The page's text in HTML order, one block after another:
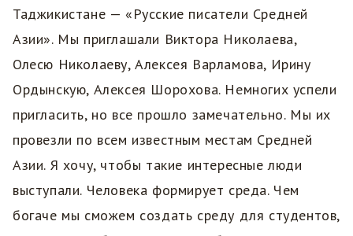
Таджикистане — «Русские писатели Средней
Азии». Мы приглашали Виктора Николаева,
Олесю Николаеву, Алексея Варламова, Ирину
Ордынскую, Алексея Шорохова. Немногих успели
пригласить, но все прошло замечательно. Мы их
провезли по всем известным местам Средней
Азии. Я хочу, чтобы такие интересные люди
выступали. Человека формирует среда. Чем
богаче мы сможем создать среду для студентов,